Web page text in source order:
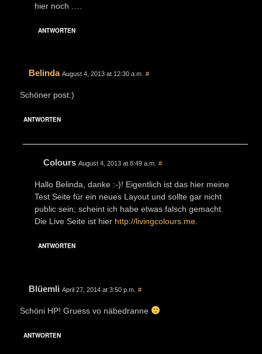
hier noch ….
ANTWORTEN
Belinda August 4, 2013 at 12:30 a.m. #
Schöner post:)
ANTWORTEN
Colours August 4, 2013 at 8:49 a.m. #
Hallo Belinda, danke :-)! Eigentlich ist das hier meine
Test Seite für ein neues Layout und sollte gar nicht
public sein; scheint ich habe etwas falsch gemacht.
Die Live Seite ist hier http://livingcolours.me
ANTWORTEN
Blüemli April 27, 2014 at 3:50 p.m. #
Schöni HP! Gruess vo näbedranne
ANTWORTEN